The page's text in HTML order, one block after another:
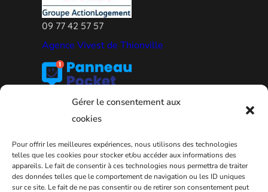
Gérer le consentement aux
cookies
Pour offrir les meilleures expériences, nous utilisons des technologies
telles que les cookies pour stocker et/ou accéder aux informations des
appareils. Le fait de consentir à ces technologies nous permettra de traiter
des données telles que le comportement de navigation ou les ID uniques
sur ce site. Le fait de ne pas consentir ou de retirer son consentement peut
09 77 42 57 57
Agence Vivest de Thionville